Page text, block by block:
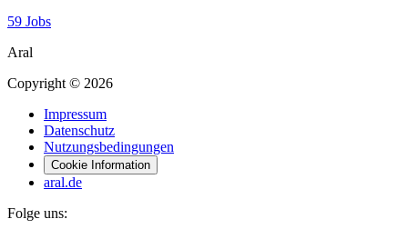
59 Jobs
Aral
Copyright © 2026
Impressum
Datenschutz
Nutzungsbedingungen
Cookie Information
aral.de
Folge uns: